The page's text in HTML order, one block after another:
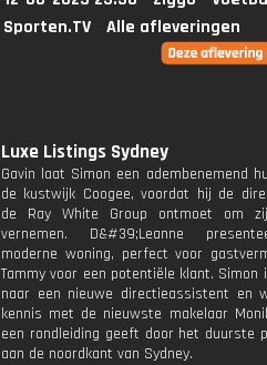
Sporten.TV
Alle afleveringen
Luxe Listings Sydney
Gavin laat Simon een adembenemend
de kustwijk Coogee, voordat hij de
de Ray White Group ontmoet om
vernemen. D&#39;Leanne
moderne woning, perfect voor
Tammy voor een potentiële klant. Simon
naar een nieuwe directieassistent en
kennis met de nieuwste makelaar
een rondleiding geeft door het duurste
aan de noordkant van Sydney.